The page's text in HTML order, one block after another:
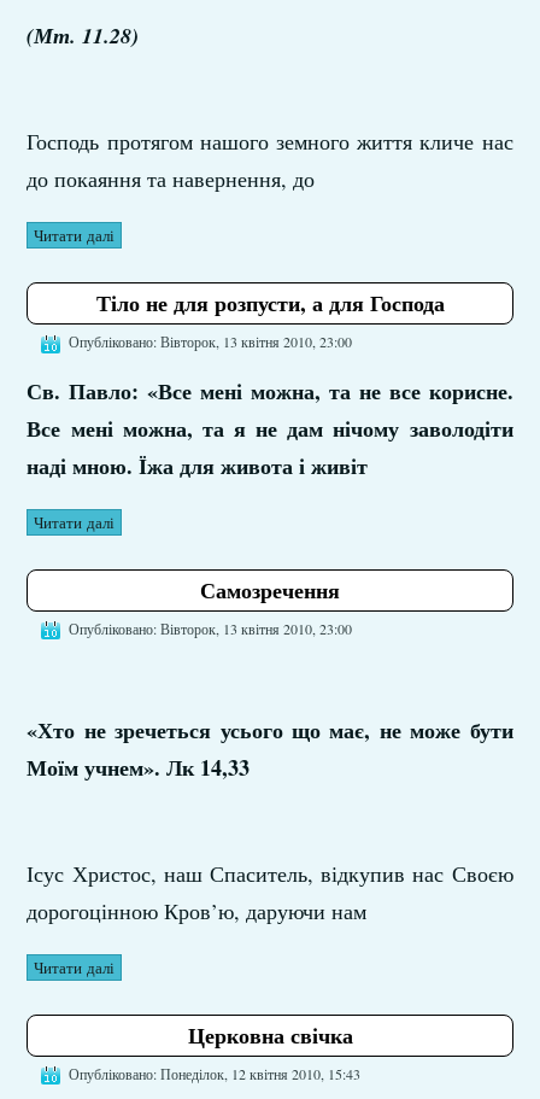
(Мт. 11.28)
Господь протягом нашого земного життя кличе нас
до покаяння та навернення, до
Читати далі
Тіло не для розпусти, а для Господа
Опубліковано: Вівторок, 13 квітня 2010, 23:00
Св. Павло: «Все мені можна, та не все корисне.
Все мені можна, та я не дам нічому заволодіти
наді мною. Їжа для живота і живіт
Читати далі
Самозречення
Опубліковано: Вівторок, 13 квітня 2010, 23:00
«Хто не зречеться усього що має, не може бути
Моїм учнем». Лк 14,33
Ісус Христос, наш Спаситель, відкупив нас Своєю
дорогоцінною Кров’ю, даруючи нам
Читати далі
Церковна свічка
Опубліковано: Понеділок, 12 квітня 2010, 15:43